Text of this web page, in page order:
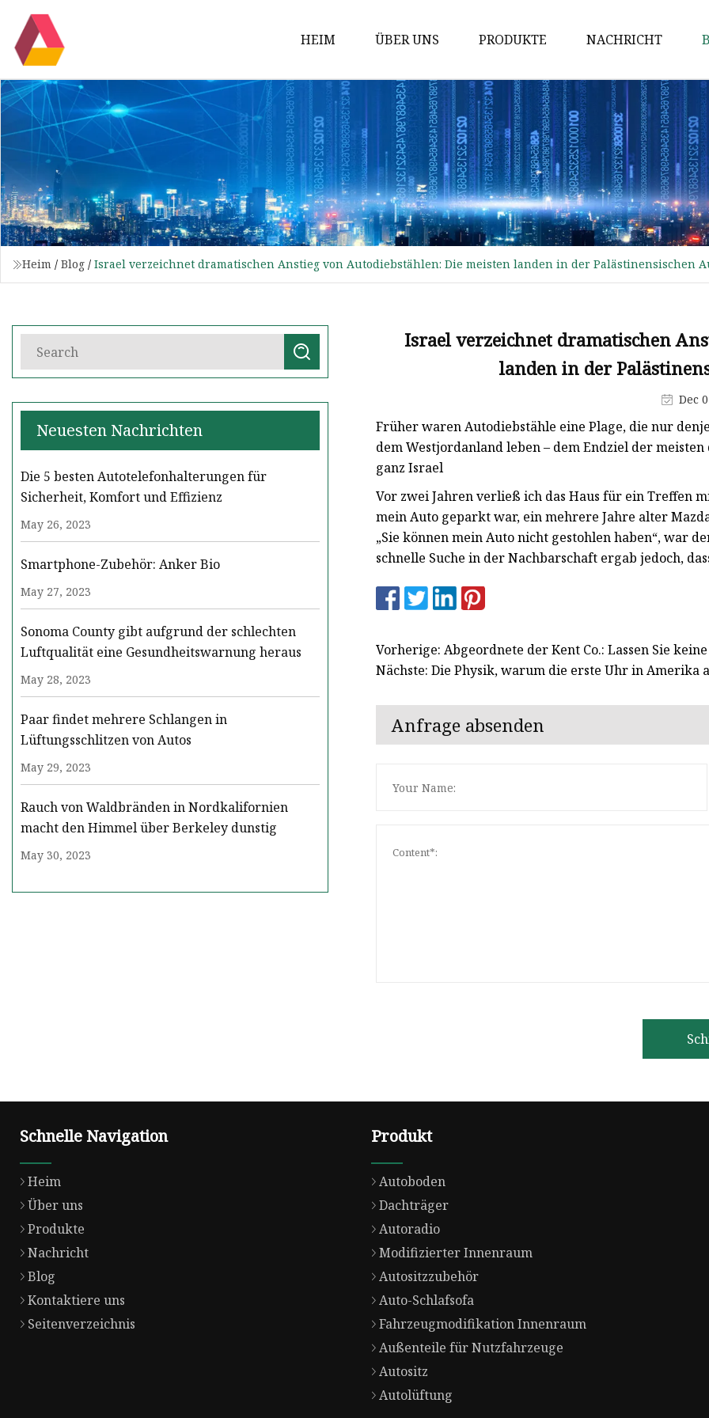
HEIM ÜBER UNS PRODUKTE
Autoboden
Dachträger
Autoradio
Modifizierter Innenraum
Autositzzubehör
Auto-Schlafsofa
Fahrzeugmodifikation
Autositz
Autolüftung
Autovorhang
NACHRICHT
Heim / Blog / Israel verzeichnet dramatischen Anstieg von Autodiebstählen: Die meisten landen in der Palästinensischen
Neuesten Nachrichten
Die 5 besten Autotelefonhalterungen für
Sicherheit, Komfort und Effizienz
May 26, 2023
Smartphone-Zubehör: Anker Bio
May 27, 2023
Sonoma County gibt aufgrund der schlechten
Luftqualität eine Gesundheitswarnung heraus
May 28, 2023
Paar findet mehrere Schlangen in
Lüftungsschlitzen von Autos
May 29, 2023
Rauch von Waldbränden in Nordkalifornien
macht den Himmel über Berkeley dunstig
May 30, 2023
Israel verzeichnet dramatischen
landen in der
Dec
Früher waren Autodiebstähle eine Plage, die nur
dem Westjordanland leben – dem Endziel der
ganz Israel
Vor zwei Jahren verließ ich das Haus für ein Treffen
mein Auto geparkt war, ein mehrere Jahre alter
„Sie können mein Auto nicht gestohlen haben“, war
schnelle Suche in der Nachbarschaft ergab jedoch,
Vorherige: Abgeordnete der Kent Co.: Lassen Sie
Nächste: Die Physik, warum die erste Uhr in Amerika
Anfrage absenden
Schnelle Navigation
Heim
Über uns
Produkte
Nachricht
Blog
Kontaktiere uns
Seitenverzeichnis
Produkt
Autoboden
Dachträger
Autoradio
Modifizierter Innenraum
Autositzzubehör
Auto-Schlafsofa
Fahrzeugmodifikation Innenraum
Außenteile für Nutzfahrzeuge
Autositz
Autolüftung